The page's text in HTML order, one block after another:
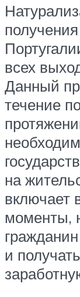
всех
Данный
течение
на
включает
моменты,
и